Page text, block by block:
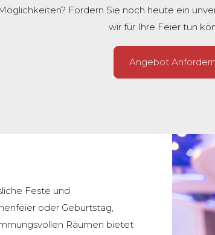
Fordern Sie noch heute ein
wir für Ihre Feier tun
Angebot Anfordern
Feste und
oder Geburtstag,
Räumen bietet